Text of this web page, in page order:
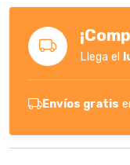
Llega el
Envíos gratis